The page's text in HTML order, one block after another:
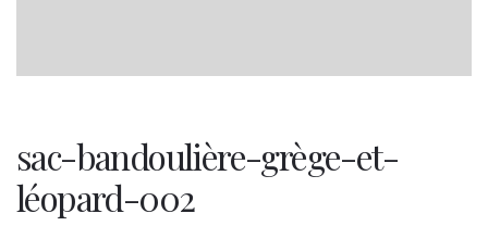
sac-bandoulière-grège-et-
léopard-002